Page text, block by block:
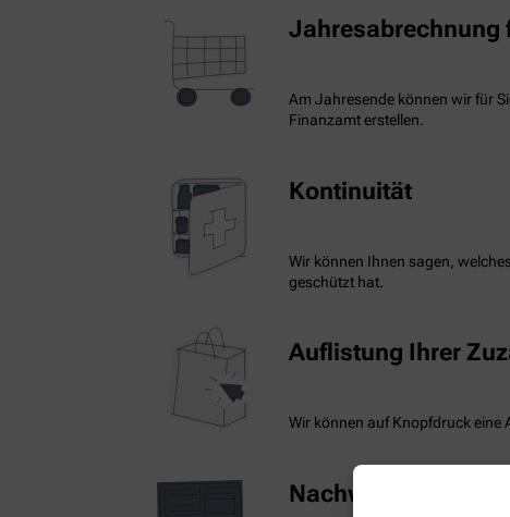
Jahresabrechnung
Am Jahresende können wir für
Finanzamt erstellen.
Kontinuität
Wir können Ihnen sagen,
geschützt hat.
Auflistung Ihrer
Wir können auf Knopfdruck eine
Nachweis Ihrer